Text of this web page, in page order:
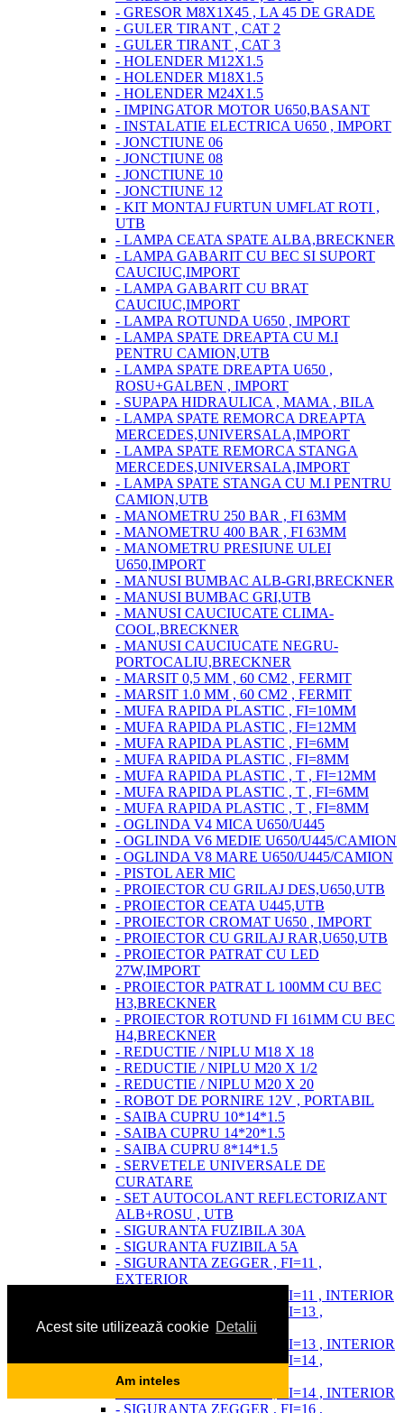
Acest site utilizează cookie Detalii
Am inteles
- GRESOR M8X1X45 , LA 45 DE GRADE
- GULER TIRANT , CAT 2
- GULER TIRANT , CAT 3
- HOLENDER M12X1.5
- HOLENDER M18X1.5
- HOLENDER M24X1.5
- IMPINGATOR MOTOR U650,BASANT
- INSTALATIE ELECTRICA U650 , IMPORT
- JONCTIUNE 06
- JONCTIUNE 08
- JONCTIUNE 10
- JONCTIUNE 12
- KIT MONTAJ FURTUN UMFLAT ROTI ,
UTB
- LAMPA CEATA SPATE ALBA,BRECKNER
- LAMPA GABARIT CU BEC SI SUPORT
CAUCIUC,IMPORT
- LAMPA GABARIT CU BRAT
CAUCIUC,IMPORT
- LAMPA ROTUNDA U650 , IMPORT
- LAMPA SPATE DREAPTA CU M.I
PENTRU CAMION,UTB
- LAMPA SPATE DREAPTA U650 ,
ROSU+GALBEN , IMPORT
- SUPAPA HIDRAULICA , MAMA , BILA
- LAMPA SPATE REMORCA DREAPTA
MERCEDES,UNIVERSALA,IMPORT
- LAMPA SPATE REMORCA STANGA
MERCEDES,UNIVERSALA,IMPORT
- LAMPA SPATE STANGA CU M.I PENTRU
CAMION,UTB
- MANOMETRU 250 BAR , FI 63MM
- MANOMETRU 400 BAR , FI 63MM
- MANOMETRU PRESIUNE ULEI
U650,IMPORT
- MANUSI BUMBAC ALB-GRI,BRECKNER
- MANUSI BUMBAC GRI,UTB
- MANUSI CAUCIUCATE CLIMA-
COOL,BRECKNER
- MANUSI CAUCIUCATE NEGRU-
PORTOCALIU,BRECKNER
- MARSIT 0,5 MM , 60 CM2 , FERMIT
- MARSIT 1.0 MM , 60 CM2 , FERMIT
- MUFA RAPIDA PLASTIC , FI=10MM
- MUFA RAPIDA PLASTIC , FI=12MM
- MUFA RAPIDA PLASTIC , FI=6MM
- MUFA RAPIDA PLASTIC , FI=8MM
- MUFA RAPIDA PLASTIC , T , FI=12MM
- MUFA RAPIDA PLASTIC , T , FI=6MM
- MUFA RAPIDA PLASTIC , T , FI=8MM
- OGLINDA V4 MICA U650/U445
- OGLINDA V6 MEDIE U650/U445/CAMION
- OGLINDA V8 MARE U650/U445/CAMION
- PISTOL AER MIC
- PROIECTOR CU GRILAJ DES,U650,UTB
- PROIECTOR CEATA U445,UTB
- PROIECTOR CROMAT U650 , IMPORT
- PROIECTOR CU GRILAJ RAR,U650,UTB
- PROIECTOR PATRAT CU LED
27W,IMPORT
- PROIECTOR PATRAT L 100MM CU BEC
H3,BRECKNER
- PROIECTOR ROTUND FI 161MM CU BEC
H4,BRECKNER
- REDUCTIE / NIPLU M18 X 18
- REDUCTIE / NIPLU M20 X 1/2
- REDUCTIE / NIPLU M20 X 20
- ROBOT DE PORNIRE 12V , PORTABIL
- SAIBA CUPRU 10*14*1.5
- SAIBA CUPRU 14*20*1.5
- SAIBA CUPRU 8*14*1.5
- SERVETELE UNIVERSALE DE
CURATARE
- SET AUTOCOLANT REFLECTORIZANT
ALB+ROSU , UTB
- SIGURANTA FUZIBILA 30A
- SIGURANTA FUZIBILA 5A
- SIGURANTA ZEGGER , FI=11 ,
EXTERIOR
- SIGURANTA ZEGGER , FI=11 , INTERIOR
- SIGURANTA ZEGGER , FI=13 ,
EXTERIOR
- SIGURANTA ZEGGER , FI=13 , INTERIOR
- SIGURANTA ZEGGER , FI=14 ,
EXTERIOR
- SIGURANTA ZEGGER , FI=14 , INTERIOR
- SIGURANTA ZEGGER , FI=16 ,